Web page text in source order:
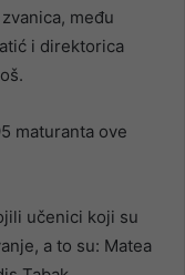
među
i direktorica
maturanta ove
učenici koji su
a to su: Matea